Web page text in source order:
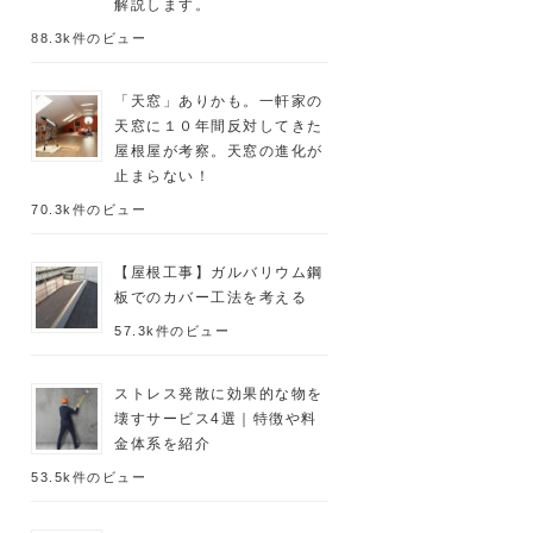
解説します。
88.3k件のビュー
「天窓」ありかも。一軒家の
天窓に１０年間反対してきた
屋根屋が考察。天窓の進化が
止まらない！
70.3k件のビュー
【屋根工事】ガルバリウム鋼
板でのカバー工法を考える
57.3k件のビュー
ストレス発散に効果的な物を
壊すサービス4選｜特徴や料
金体系を紹介
53.5k件のビュー